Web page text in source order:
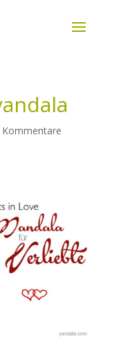
Kommentare